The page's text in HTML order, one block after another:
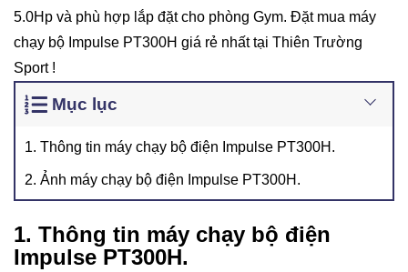
5.0Hp và phù hợp lắp đặt cho phòng Gym. Đặt mua máy
chạy bộ Impulse PT300H giá rẻ nhất tại Thiên Trường
Sport !
Mục lục
1. Thông tin máy chạy bộ điện Impulse PT300H.
2. Ảnh máy chạy bộ điện Impulse PT300H.
1. Thông tin máy chạy bộ điện
Impulse PT300H.